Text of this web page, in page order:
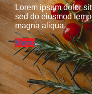
Lorem ipsum dolor
sed do eiusmod
magna aliqua
Menu